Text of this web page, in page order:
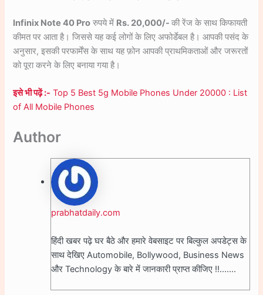
Infinix Note 40 Pro रुपये में Rs. 20,000/-की रेंज के साथ किफायती
कीमत पर आता है। जिससे यह कई लोगों के लिए अफोर्डेबल है। आपकी पसंद के
अनुसार, इसकी परफार्मेंस के साथ यह फ़ोन आपकी प्राथमिकताओं और जरूरतों
को पूरा करने के लिए बनाया गया है।
इसे भी पढ़ें :- Top 5 Best 5g Mobile Phones Under 20000 : List
of All Mobile Phones
Author
prabhatdaily.com
हिंदी खबर पढ़े घर बैठे और हमारे वेबसाइट पर बिल्कुल अपडेट्स के
साथ देखिए Automobile, Bollywood, Business News
और Technology के बारे में जानकारी प्राप्त कीजिए !!.......